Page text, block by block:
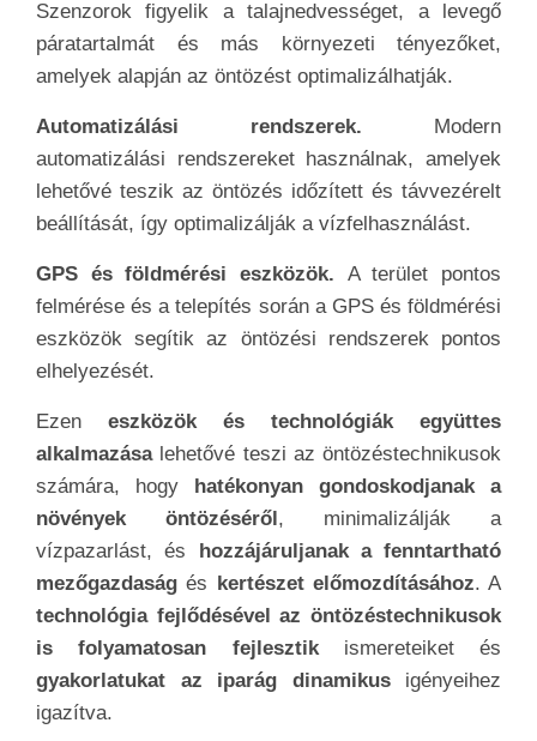
Szenzorok figyelik a talajnedvességet, a levegő
páratartalmát és más környezeti tényezőket,
amelyek alapján az öntözést optimalizálhatják.
Automatizálási rendszerek. Modern
automatizálási rendszereket használnak, amelyek
lehetővé teszik az öntözés időzített és távvezérelt
beállítását, így optimalizálják a vízfelhasználást.
GPS és földmérési eszközök. A terület pontos
felmérése és a telepítés során a GPS és földmérési
eszközök segítik az öntözési rendszerek pontos
elhelyezését.
Ezen eszközök és technológiák együttes
alkalmazása lehetővé teszi az öntözéstechnikusok
számára, hogy hatékonyan gondoskodjanak a
növények öntözéséről, minimalizálják a
vízpazarlást, és hozzájáruljanak a fenntartható
mezőgazdaság és kertészet előmozdításához. A
technológia fejlődésével az öntözéstechnikusok
is folyamatosan fejlesztikismereteiket és
gyakorlatukat az iparág dinamikus igényeihez
igazítva.